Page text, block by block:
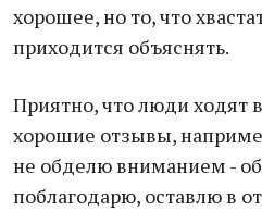
хорошее, но то, что
приходится объяснять.
Приятно, что люди ходят
хорошие отзывы,
не обделю вниманием -
поблагодарю, оставлю в